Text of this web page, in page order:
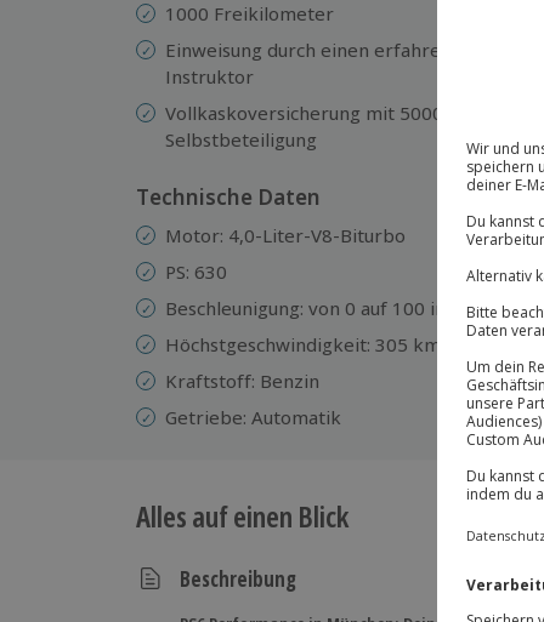
1000 Freikilometer
Einweisung durch einen erfahrenen
Instruktor
Vollkaskoversicherung mit 5000 €
Selbstbeteiligung
Technische Daten
Motor: 4,0-Liter-V8-Biturbo
PS: 630
Beschleunigung: von 0 auf 100 in 3 sek.
Höchstgeschwindigkeit: 305 km/h
Kraftstoff: Benzin
Getriebe: Automatik
Alles auf einen Blick
Beschreibung